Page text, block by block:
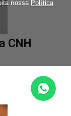
CNH
nossa Política